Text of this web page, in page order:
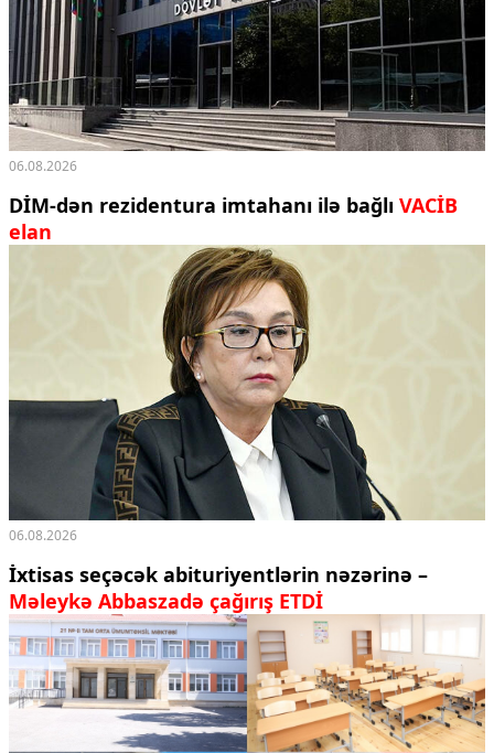
06.08.2026
DİM-dən rezidentura imtahanı ilə bağlı VACİB
elan
06.08.2026
İxtisas seçəcək abituriyentlərin nəzərinə –
Məleykə Abbaszadə çağırış ETDİ